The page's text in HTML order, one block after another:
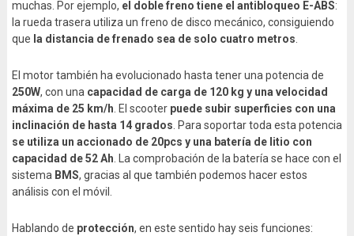
muchas. Por ejemplo, el doble freno tiene el antibloqueo E-ABS:
la rueda trasera utiliza un freno de disco mecánico, consiguiendo
que la distancia de frenado sea de solo cuatro metros.
El motor también ha evolucionado hasta tener una potencia de
250W, con una capacidad de carga de 120 kg y una velocidad
máxima de 25 km/h. El scooter puede subir superficies con una
inclinación de hasta 14 grados. Para soportar toda esta potencia
se utiliza un accionado de 20pcs y una batería de litio con
capacidad de 52 Ah. La comprobación de la batería se hace con el
sistema BMS, gracias al que también podemos hacer estos
análisis con el móvil.
Hablando de protección, en este sentido hay seis funciones: